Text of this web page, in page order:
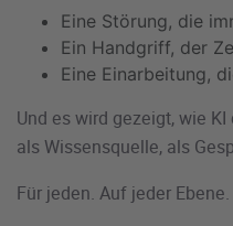
Eine Störung, die
Ein Handgriff, der
Eine Einarbeitung,
Und es wird gezeigt, wie
als Wissensquelle, als
Für jeden. Auf jeder Ebene.